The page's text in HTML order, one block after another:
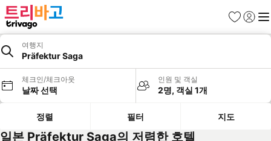
즐겨찾기
로그인
메
여행지
Präfektur Saga
체크인/체크아웃
날짜 선택
인원 및 객실
2명, 객실 1개
정렬 필터 지도
일본 Präfektur Saga의 저렴한 호텔